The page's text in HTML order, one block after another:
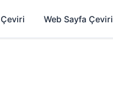
Çeviri Web Sayfa Çeviri